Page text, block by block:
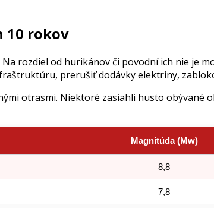
10 rokov
rozdiel od hurikánov či povodní ich nie je
prerušiť dodávky elektriny,
otrasmi. Niektoré zasiahli husto obývané
Magnitúda (Mw)
8,8
7,8